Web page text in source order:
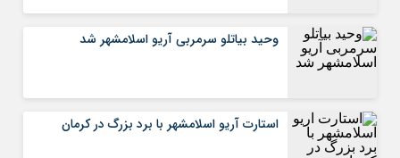
وحید بیاتلو سرمربی آریو اسلامشهر شد
استارت آریو اسلامشهر با برد بزرگ در کرمان